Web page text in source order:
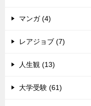
マンガ (4)
レアジョブ (7)
人生観 (13)
大学受験 (61)